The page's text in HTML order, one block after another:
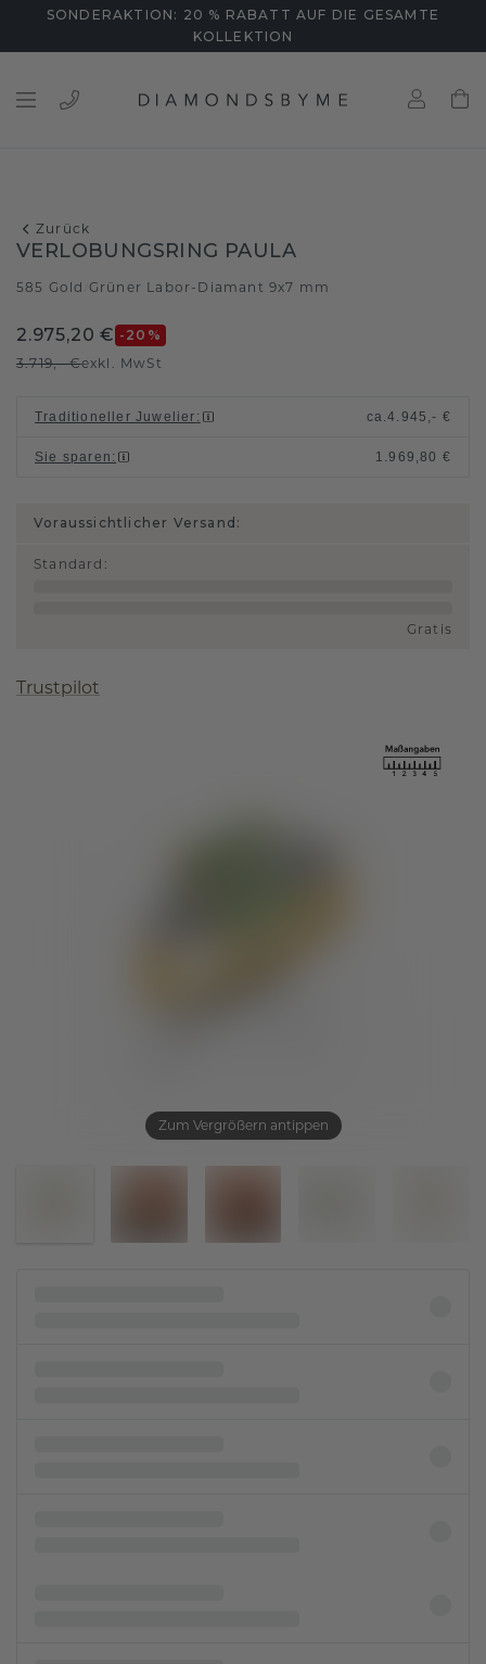
SONDERAKTION: 20 % RABATT AUF DIE GESAMTE
KOLLEKTION
Zurück
Zum Vergrößern antippen
VERLOBUNGSRING PAULA
585 Gold Grüner Labor-Diamant 9x7 mm
2.975,20 € -20 %
3.719,- €exkl. MwSt
Traditioneller Juwelier : ca.4.945,- €
Sie sparen : 1.969,80 €
Voraussichtlicher Versand:
Standard :
Gratis
Trustpilot